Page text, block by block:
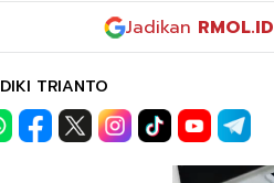
Jadikan RMOL.ID
DIKI TRIANTO